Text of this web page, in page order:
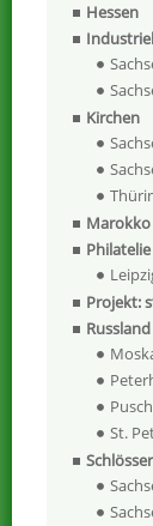
Hessen
Kirchen
Marokko
Philatelie
Projekt:
Russland
St.